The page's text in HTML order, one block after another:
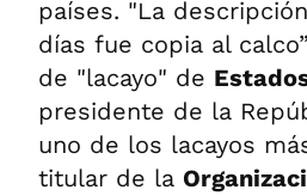
países. "La
días fue copia al
de "lacayo" de
presidente de la
uno de los lacayos
titular de la